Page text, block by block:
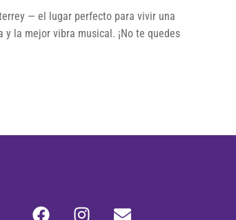
— el lugar perfecto para vivir una
la mejor vibra musical. ¡No te quedes